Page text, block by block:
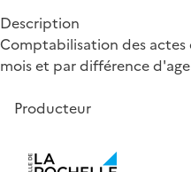
Description
Comptabilisation des actes
mois et par différence
Producteur